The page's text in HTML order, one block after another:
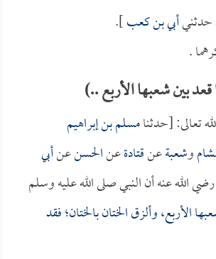
حدثنيأبي بن كعب].
.
بين شعبها الأربع ..)
تعالى: [حدثنامسلم بن إبراهيم
وشعبةعنقتادةعنالحسنعنأبي
رضي الله عنه أن النبي صلى الله عليه وسلم
الأربع، وألزق الختان بالختان؛ فقد